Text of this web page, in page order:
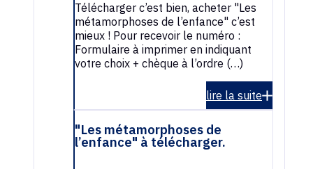
Télécharger c’est bien, acheter "Les
métamorphoses de l’enfance" c’est
mieux ! Pour recevoir le numéro :
Formulaire à imprimer en indiquant
votre choix + chèque à l’ordre (…)
lire la suite
"Les métamorphoses de
l’enfance" à télécharger.